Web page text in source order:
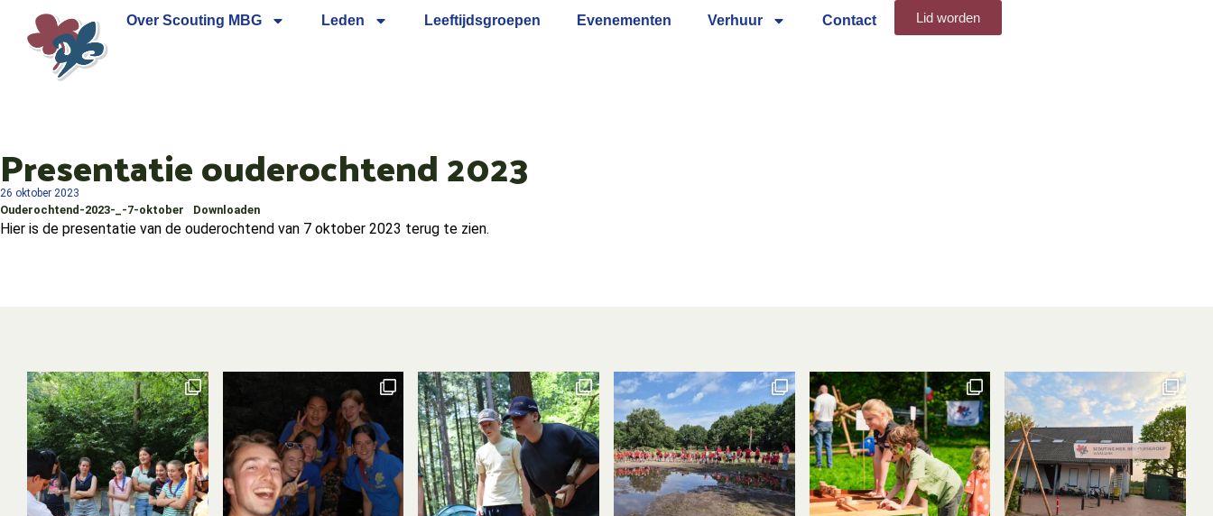
Over Scouting MBG Leden Leeftijdsgroepen Evenementen Verhuur Contact Lid worden
Presentatie ouderochtend 2023
26 oktober 2023
Ouderochtend-2023-_-7-oktober Downloaden
Hier is de presentatie van de ouderochtend van 7 oktober 2023 terug te zien.